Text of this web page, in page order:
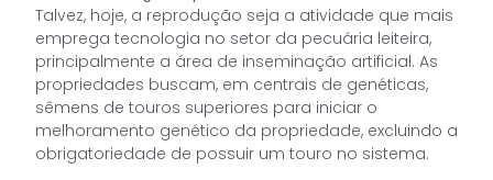
Talvez, hoje, a reprodução seja a atividade que mais
emprega tecnologia no setor da pecuária leiteira,
principalmente a área de inseminação artificial. As
propriedades buscam, em centrais de genéticas,
sêmens de touros superiores para iniciar o
melhoramento genético da propriedade, excluindo a
obrigatoriedade de possuir um touro no sistema.